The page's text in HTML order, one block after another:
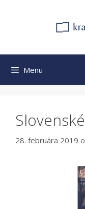
Menu
28. februára 2019